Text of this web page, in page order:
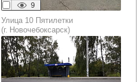
9
Улица 10 Пятилетки
(г. Новочебоксарск)